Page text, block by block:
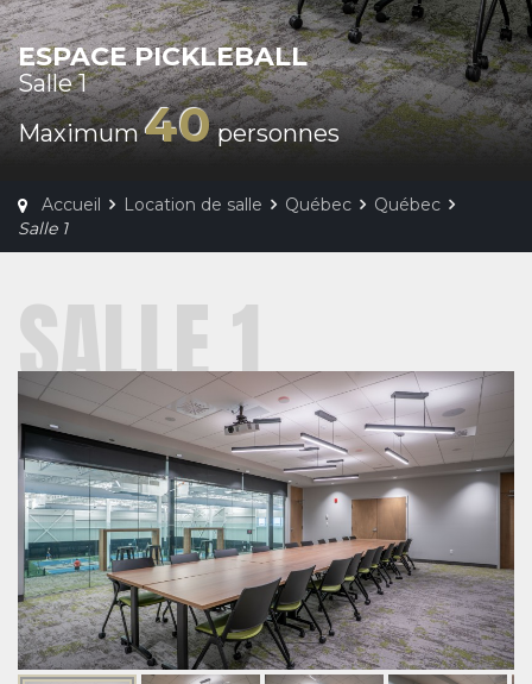
ESPACE PICKLEBALL
Salle 1
Maximum40personnes
Accueil Location de salle Québec
Québec
Salle 1
SALLE 1